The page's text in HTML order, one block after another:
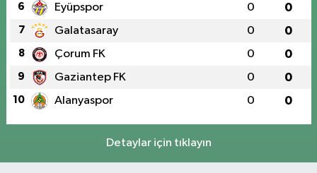
6 Eyüpspor 0 0
7 Galatasaray 0 0
8 Çorum FK 0 0
9 Gaziantep FK 0 0
10 Alanyaspor 0 0
Detaylar için tıklayın